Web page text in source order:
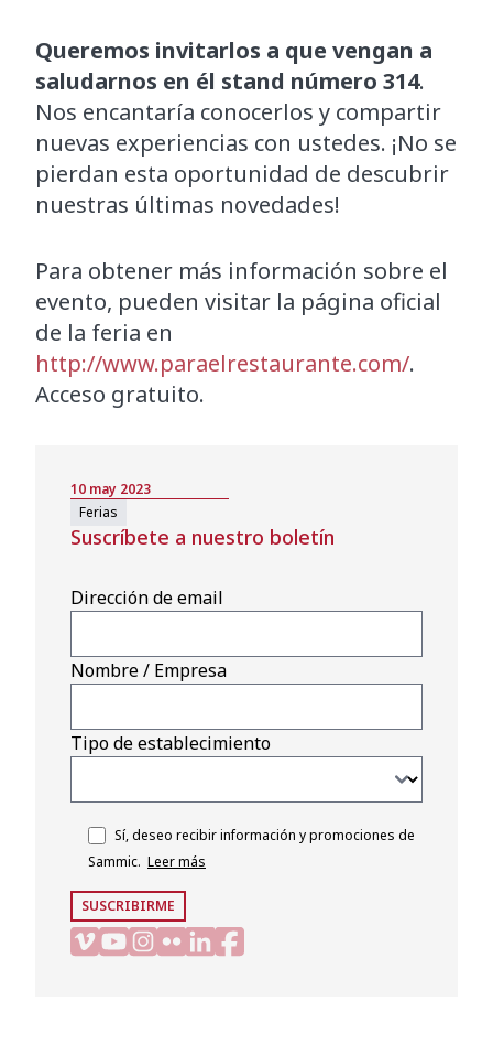
Queremos invitarlos a que vengan a
saludarnos en él stand número 314.
Nos encantaría conocerlos y compartir
nuevas experiencias con ustedes. ¡No se
pierdan esta oportunidad de descubrir
nuestras últimas novedades!
Para obtener más información sobre el
evento, pueden visitar la página oficial
de la feria en
http://www.paraelrestaurante.com/.
Acceso gratuito.
10 may 2023
Ferias
Suscríbete a nuestro boletín
Dirección de email
Nombre / Empresa
Tipo de establecimiento
Sí, deseo recibir información y promociones de
Sammic. Leer más
SUSCRIBIRME